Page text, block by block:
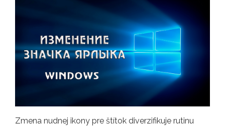
Zmena nudnej ikony pre štítok diverzifikuje rutinu